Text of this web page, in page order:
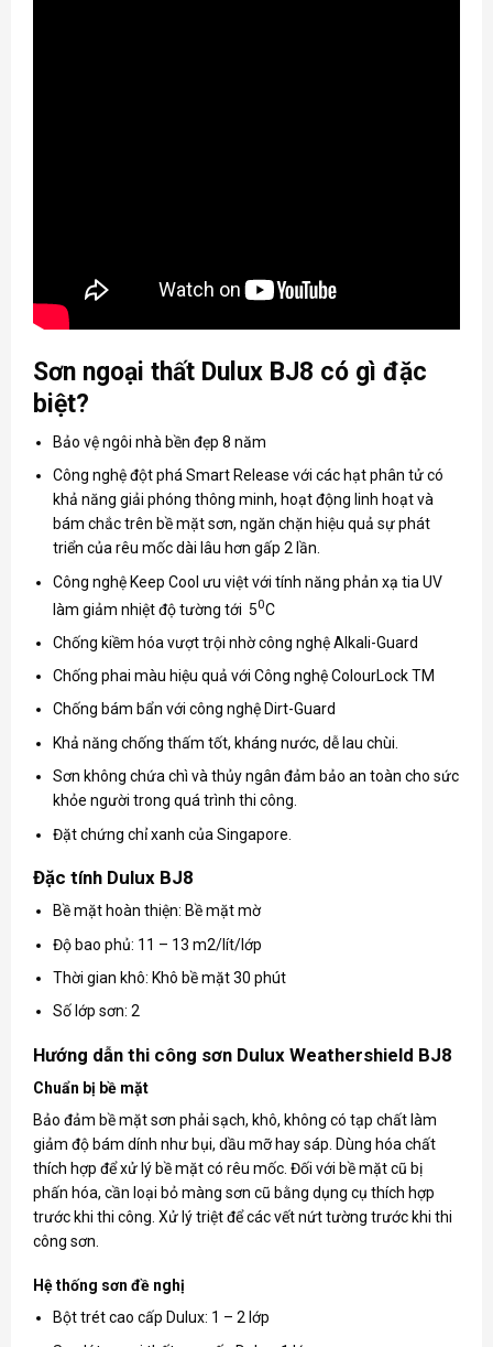
Sơn ngoại thất Dulux BJ8 có gì đặc
biệt?
Bảo vệ ngôi nhà bền đẹp 8 năm
Công nghệ đột phá Smart Release với các hạt phân tử có
khả năng giải phóng thông minh, hoạt động linh hoạt và
bám chắc trên bề mặt sơn, ngăn chặn hiệu quả sự phát
triển của rêu mốc dài lâu hơn gấp 2 lần.
Công nghệ Keep Cool ưu việt với tính năng phản xạ tia UV
làm giảm nhiệt độ tường tới 50C
Chống kiềm hóa vượt trội nhờ công nghệ Alkali-Guard
Chống phai màu hiệu quả với Công nghệ ColourLock TM
Chống bám bẩn với công nghệ Dirt-Guard
Khả năng chống thấm tốt, kháng nước, dễ lau chùi.
Sơn không chứa chì và thủy ngân đảm bảo an toàn cho sức
khỏe người trong quá trình thi công.
Đặt chứng chỉ xanh của Singapore.
Đặc tính Dulux BJ8
Bề mặt hoàn thiện: Bề mặt mờ
Độ bao phủ: 11 – 13 m2/lít/lớp
Thời gian khô: Khô bề mặt 30 phút
Số lớp sơn: 2
Hướng dẫn thi công sơn Dulux Weathershield BJ8
Chuẩn bị bề mặt
Bảo đảm bề mặt sơn phải sạch, khô, không có tạp chất làm
giảm độ bám dính như bụi, dầu mỡ hay sáp. Dùng hóa chất
thích hợp để xử lý bề mặt có rêu mốc. Đối với bề mặt cũ bị
phấn hóa, cần loại bỏ màng sơn cũ bằng dụng cụ thích hợp
trước khi thi công. Xử lý triệt để các vết nứt tường trước khi thi
công sơn.
Hệ thống sơn đề nghị
Bột trét cao cấp Dulux: 1 – 2 lớp